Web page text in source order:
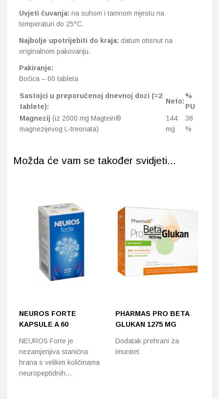
Uvjeti čuvanja: na suhom i tamnom mjestu na
temperaturi do 25°C.
Najbolje upotrijebiti do kraja: datum otisnut na
originalnom pakovanju.
Pakiranje:
Bočica – 60 tableta
Sastojci u preporučenoj dnevnoj dozi (=2
tablete):
Neto:
%
PU
Magnezij (iz 2000 mg Magtein®
magnezijevog L-treonata)
144
mg
38
%
Možda će vam se također svidjeti...
NEUROS FORTE
KAPSULE A 60
NEUROS Forte je
nezamjenjiva stanična
hrana s velikim količinama
neuropeptidnih…
PHARMAS PRO BETA
GLUKAN 1275 MG
Dodatak prehrani za
imunitet